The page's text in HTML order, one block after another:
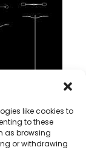
like cookies to
to these
as browsing
or withdrawing
Autocad , muat